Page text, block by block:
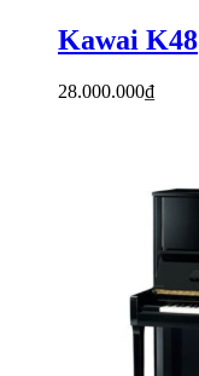
Kawai K48
28.000.000₫